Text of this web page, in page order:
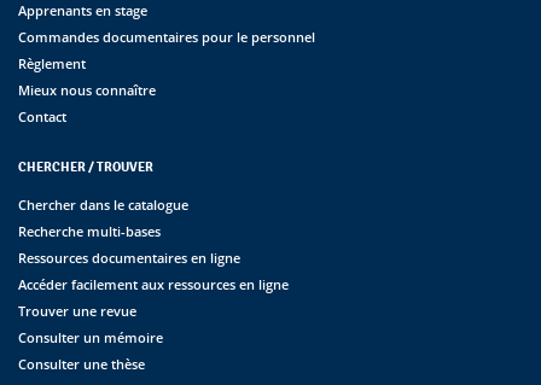
Apprenants en stage
Commandes documentaires pour le personnel
Règlement
Mieux nous connaître
Contact
CHERCHER / TROUVER
Chercher dans le catalogue
Recherche multi-bases
Ressources documentaires en ligne
Accéder facilement aux ressources en ligne
Trouver une revue
Consulter un mémoire
Consulter une thèse